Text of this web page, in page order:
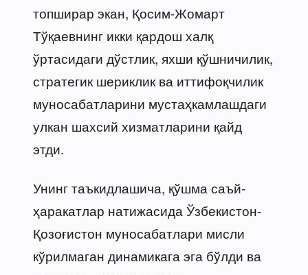
топширар экан, Қосим-Жомарт
Тўқаевнинг икки қардош халқ
ўртасидаги дўстлик, яхши қўшничилик,
стратегик шериклик ва иттифоқчилик
муносабатларини мустаҳкамлашдаги
улкан шахсий хизматларини қайд
этди.
Унинг таъкидлашича, қўшма саъй-
ҳаракатлар натижасида Ўзбекистон-
Қозоғистон муносабатлари мисли
кўрилмаган динамикага эга бўлди ва